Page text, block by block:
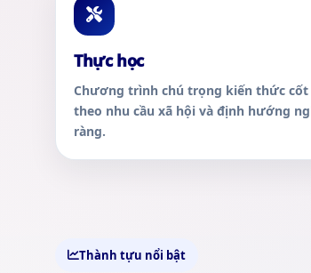
Thực học
Chương trình chú trọng kiến thức cốt
theo nhu cầu xã hội và định hướng
ràng.
Thành tựu nổi bật